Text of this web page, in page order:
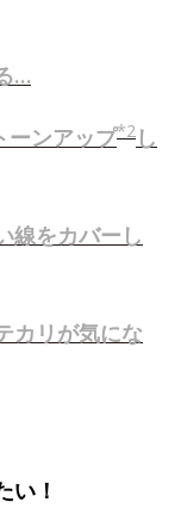
…
ーンアップ*2 し
線をカバーし
カリが気にな
い！